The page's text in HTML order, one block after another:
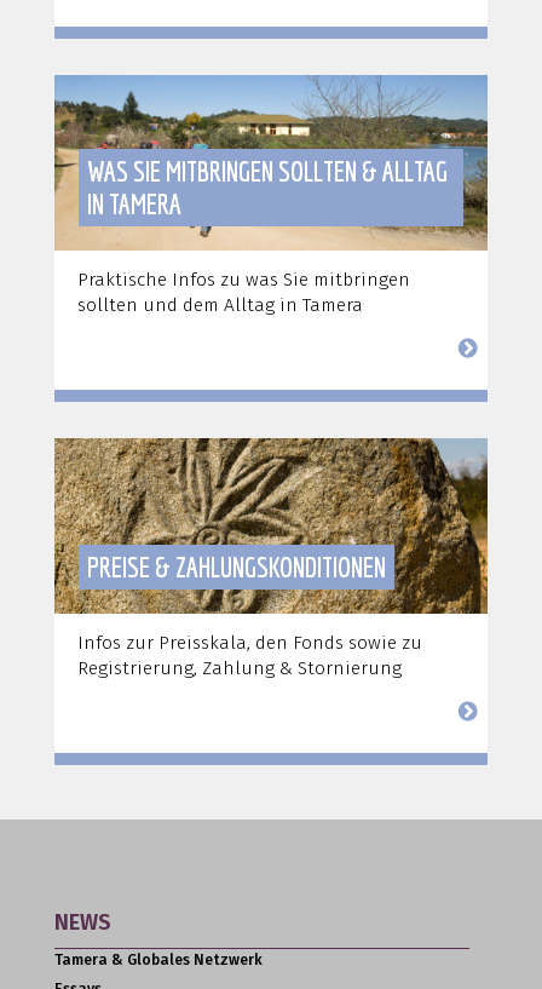
WAS SIE MITBRINGEN SOLLTEN & ALLTAG
IN TAMERA
Praktische Infos zu was Sie mitbringen
sollten und dem Alltag in Tamera
PREISE & ZAHLUNGSKONDITIONEN
Infos zur Preisskala, den Fonds sowie zu
Registrierung, Zahlung & Stornierung
NEWS
Tamera & Globales Netzwerk